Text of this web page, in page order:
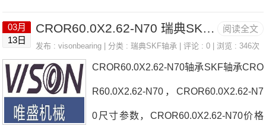
与客服人员咨询CROR60.0X4.0-N70的
阅读全文
03月
13日
CROR60.0X2.62-N70 瑞典SKF轴承 FC2
发布 :visonbearing | 分类 :瑞典SKF轴承 | 评论 : 0 | 浏览 : 346次
CROR60.0X2.62-N70轴承SKF轴承CRO
R60.0X2.62-N70，CROR60.0X2.62-N7
0尺寸参数，CROR60.0X2.62-N70价格